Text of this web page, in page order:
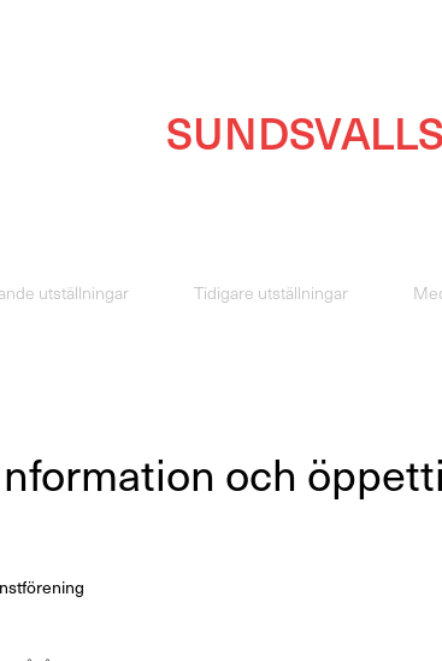
utställningar Tidigare utställningar
och